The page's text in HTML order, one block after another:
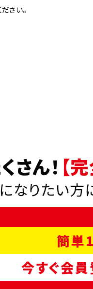
さい。
ん！ 【
なりたい方
簡単
今すぐ会